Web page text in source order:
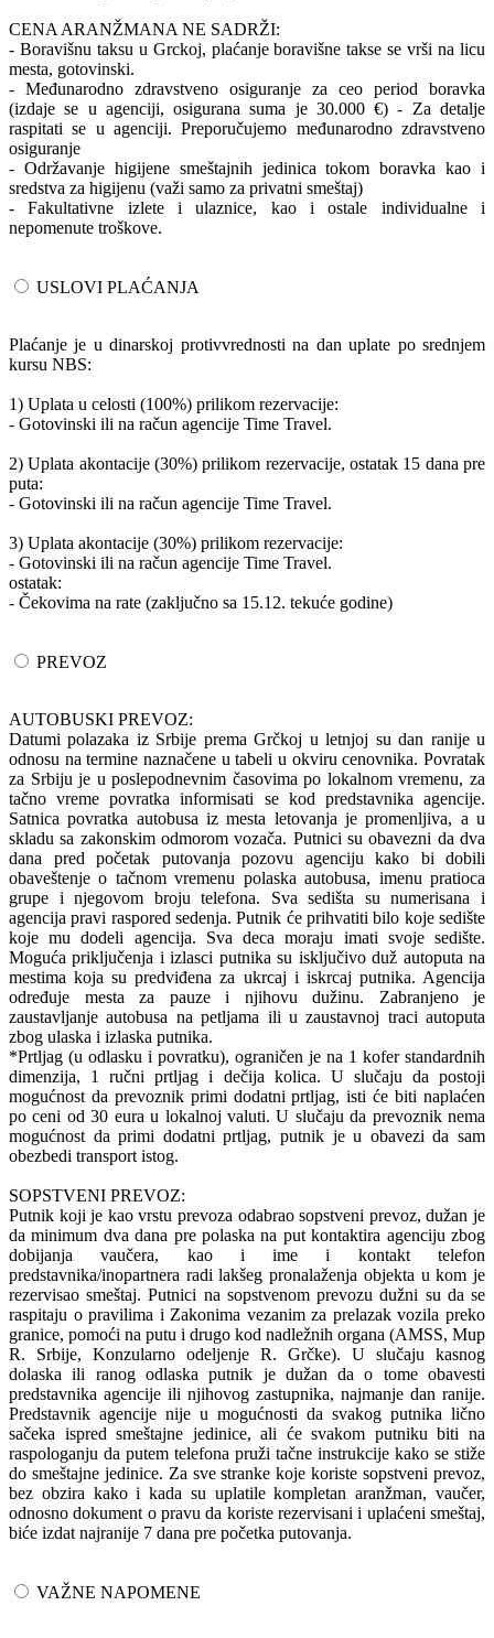
CENA ARANŽMANA NE SADRŽI:
- Boravišnu taksu u Grckoj, plaćanje boravišne takse se vrši na licu
mesta, gotovinski.
- Međunarodno zdravstveno osiguranje za ceo period boravka
(izdaje se u agenciji, osigurana suma je 30.000 €) - Za detalje
raspitati se u agenciji. Preporučujemo međunarodno zdravstveno
osiguranje
- Održavanje higijene smeštajnih jedinica tokom boravka kao i
sredstva za higijenu (važi samo za privatni smeštaj)
- Fakultativne izlete i ulaznice, kao i ostale individualne i
nepomenute troškove.
USLOVI PLAĆANJA
Plaćanje je u dinarskoj protivvrednosti na dan uplate po srednjem
kursu NBS:
1) Uplata u celosti (100%) prilikom rezervacije:
- Gotovinski ili na račun agencije Time Travel.
2) Uplata akontacije (30%) prilikom rezervacije, ostatak 15 dana pre
puta:
- Gotovinski ili na račun agencije Time Travel.
3) Uplata akontacije (30%) prilikom rezervacije:
- Gotovinski ili na račun agencije Time Travel.
ostatak:
- Čekovima na rate (zaključno sa 15.12. tekuće godine)
PREVOZ
AUTOBUSKI PREVOZ:
Datumi polazaka iz Srbije prema Grčkoj u letnjoj su dan ranije u
odnosu na termine naznačene u tabeli u okviru cenovnika. Povratak
za Srbiju je u poslepodnevnim časovima po lokalnom vremenu, za
tačno vreme povratka informisati se kod predstavnika agencije.
Satnica povratka autobusa iz mesta letovanja je promenljiva, a u
skladu sa zakonskim odmorom vozača. Putnici su obavezni da dva
dana pred početak putovanja pozovu agenciju kako bi dobili
obaveštenje o tačnom vremenu polaska autobusa, imenu pratioca
grupe i njegovom broju telefona. Sva sedišta su numerisana i
agencija pravi raspored sedenja. Putnik će prihvatiti bilo koje sedište
koje mu dodeli agencija. Sva deca moraju imati svoje sedište.
Moguća priključenja i izlasci putnika su isključivo duž autoputa na
mestima koja su predviđena za ukrcaj i iskrcaj putnika. Agencija
određuje mesta za pauze i njihovu dužinu. Zabranjeno je
zaustavljanje autobusa na petljama ili u zaustavnoj traci autoputa
zbog ulaska i izlaska putnika.
*Prtljag (u odlasku i povratku), ograničen je na 1 kofer standardnih
dimenzija, 1 ručni prtljag i dečija kolica. U slučaju da postoji
mogućnost da prevoznik primi dodatni prtljag, isti će biti naplaćen
po ceni od 30 eura u lokalnoj valuti. U slučaju da prevoznik nema
mogućnost da primi dodatni prtljag, putnik je u obavezi da sam
obezbedi transport istog.
SOPSTVENI PREVOZ:
Putnik koji je kao vrstu prevoza odabrao sopstveni prevoz, dužan je
da minimum dva dana pre polaska na put kontaktira agenciju zbog
dobijanja vaučera, kao i ime i kontakt telefon
predstavnika/inopartnera radi lakšeg pronalaženja objekta u kom je
rezervisao smeštaj. Putnici na sopstvenom prevozu dužni su da se
raspitaju o pravilima i Zakonima vezanim za prelazak vozila preko
granice, pomoći na putu i drugo kod nadležnih organa (AMSS, Mup
R. Srbije, Konzularno odeljenje R. Grčke). U slučaju kasnog
dolaska ili ranog odlaska putnik je dužan da o tome obavesti
predstavnika agencije ili njihovog zastupnika, najmanje dan ranije.
Predstavnik agencije nije u mogućnosti da svakog putnika lično
sačeka ispred smeštajne jedinice, ali će svakom putniku biti na
raspologanju da putem telefona pruži tačne instrukcije kako se stiže
do smeštajne jedinice. Za sve stranke koje koriste sopstveni prevoz,
bez obzira kako i kada su uplatile kompletan aranžman, vaučer,
odnosno dokument o pravu da koriste rezervisani i uplaćeni smeštaj,
biće izdat najranije 7 dana pre početka putovanja.
VAŽNE NAPOMENE